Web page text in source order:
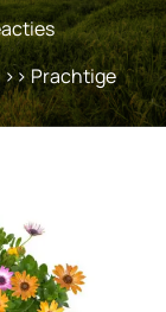
>> Prachtige